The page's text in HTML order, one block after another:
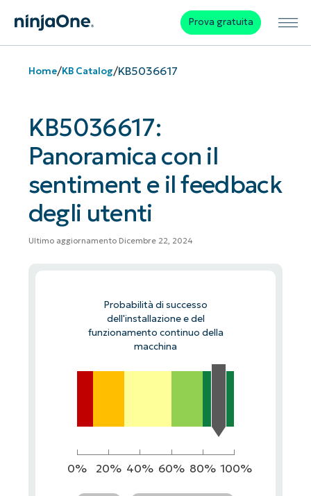
Prova gratuita
Home/KB Catalog/KB5036617
KB5036617:
Panoramica con il
sentiment e il feedback
degli utenti
Ultimo aggiornamento Dicembre 22, 2024
Probabilità di successo
dell'installazione e del
funzionamento continuo della
macchina
0% 20% 40% 60% 80% 100%